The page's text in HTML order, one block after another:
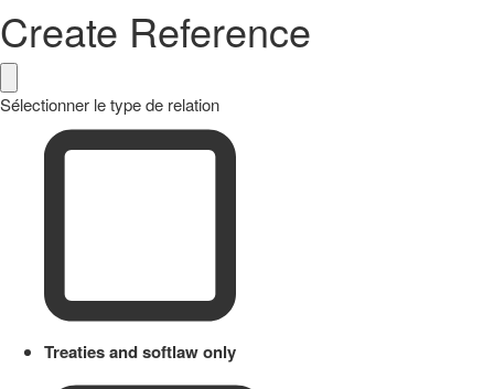
Create Reference
Sélectionner le type de relation
Treaties and softlaw only